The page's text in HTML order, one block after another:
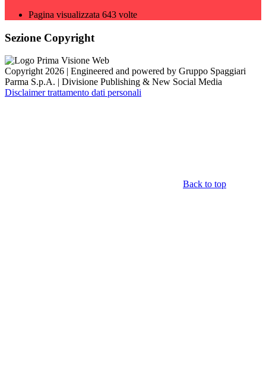
Pagina visualizzata 643 volte
Sezione Copyright
Copyright 2026 | Engineered and powered by Gruppo Spaggiari
Parma S.p.A. | Divisione Publishing & New Social Media
Disclaimer trattamento dati personali
Back to top